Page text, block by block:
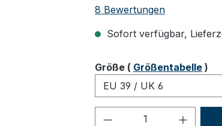
Durchschnittliche
8 Bewertungen
Sofort verfügbar,
Größeauswählen
( Größentabelle )
Produkt Anzahl: